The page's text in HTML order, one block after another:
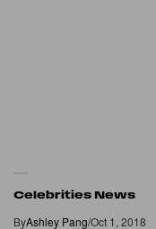
Celebrities News
ByAshley Pang/Oct 1, 2018